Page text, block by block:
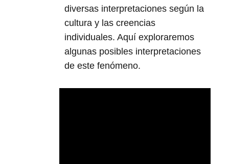
diversas interpretaciones según la
cultura y las creencias
individuales. Aquí exploraremos
algunas posibles interpretaciones
de este fenómeno.